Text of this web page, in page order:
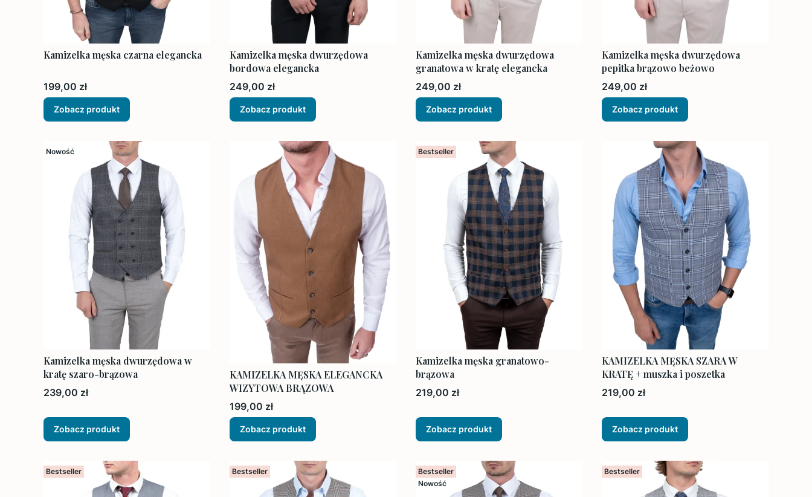
Kamizelka męska czarna elegancka
Cena
199,00 zł
Zobacz produkt
Kamizelka męska dwurzędowa
bordowa elegancka
Cena
249,00 zł
Zobacz produkt
Kamizelka męska dwurzędowa
granatowa w kratę elegancka
Cena
249,00 zł
Zobacz produkt
Kamizelka męska dwurzędowa
pepitka brązowo beżowo
Cena
249,00 zł
Zobacz produkt
Nowość
Kamizelka męska dwurzędowa w
kratę szaro-brązowa
Cena
239,00 zł
Zobacz produkt
KAMIZELKA MĘSKA ELEGANCKA
WIZYTOWA BRĄZOWA
Cena
199,00 zł
Zobacz produkt
Bestseller
Kamizelka męska granatowo-
brązowa
Cena
219,00 zł
Zobacz produkt
KAMIZELKA MĘSKA SZARA W
KRATĘ + muszka i poszetka
Cena
219,00 zł
Zobacz produkt
Bestseller Bestseller
Bestseller
Nowość
Bestseller